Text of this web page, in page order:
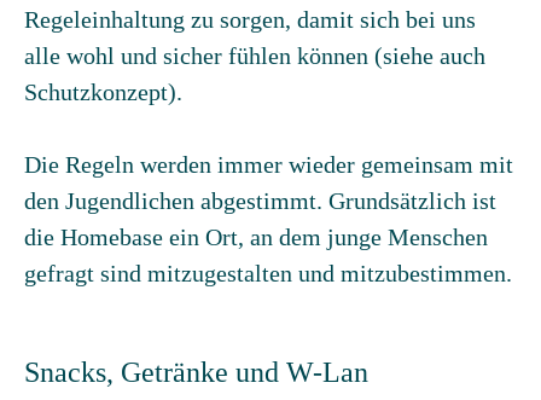
Regeleinhaltung zu sorgen, damit sich bei uns
alle wohl und sicher fühlen können (siehe auch
Schutzkonzept).
Die Regeln werden immer wieder gemeinsam mit
den Jugendlichen abgestimmt. Grundsätzlich ist
die Homebase ein Ort, an dem junge Menschen
gefragt sind mitzugestalten und mitzubestimmen.
Snacks, Getränke und W-Lan